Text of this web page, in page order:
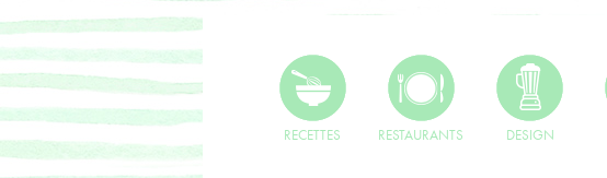
RECETTES RESTAURANTS DESIGN